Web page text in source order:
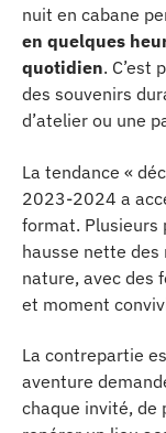
nuit en cabane
en quelques
quotidien. C’est
des souvenirs
d’atelier ou une
La tendance «
2023-2024 a
format. Plusieurs
hausse nette des
nature, avec des
et moment
La contrepartie
aventure
chaque invité, de